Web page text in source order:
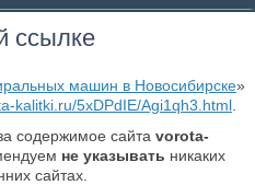
ссылке
машин в Новосибирске»
kalitki.ru/5xDPdIE/Agi1qh3.html.
содержимое сайта vorota-
не указывать никаких
сайтах.